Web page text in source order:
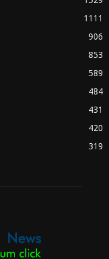
1111
906
853
589
484
431
420
319